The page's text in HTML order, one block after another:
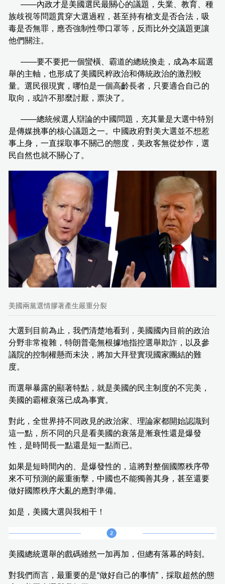
——內政才是美國選民最關心的議題，失業、教育、種
族歧視等問題貫穿大選過程，甚至持有槍支是否合法，吸
毒是否無罪，應否強制性帶口罩等，反而比外交議題更讓
他們關注。
——要不要把一個蠻橫、霸道的總統換走，成為本屆選
舉的主軸，也形成了美國民粹政治和傳統政治的激烈較
量。選民很現實，哪怕是一個高齡長者，只要適合自己的
取向，或許不那麼討厭，票決了。
——總統候選人辯論的中國問題，充其量是大選中特別
是傳媒挑事的核心議題之一。中國政府對美大選並不想惹
事上身，一直採取事不關己的態度，美政客無從炒作，選
民自然也就不關心了。
美國兩黨選情膠著產生嚴重分裂
大選到目前為止，我們清楚地看到，美國國內目前的政治
分野非常複雜，特朗普毫無根據地指控選舉欺詐，以及參
議院的控制權懸而未決，將加大拜登實現國家團結的難
度。
而選舉暴露的顯著特點，就是美國的民主制度的不完美，
美國的霸權衰落已成為事實。
對此，全世界持不同政見的政治家、理論家都開始認識到
這一點，所不同的只是看美國的衰落是漸衰性還是爆發
性，是時間長一點還是短一點而已。
如果是短時間內的、是爆發性的，這將對整個國際秩序帶
來不可預測的嚴重衝擊，中國也不能獨善其身，甚至還要
做好國際秩序大亂的應對準備。
如是，美國大選與我相干！
美國總統選舉的戲碼雖然一加再加，但總有落幕的時刻。
對我們而言，最重要的是“做好自己的事情”，採取超然的態